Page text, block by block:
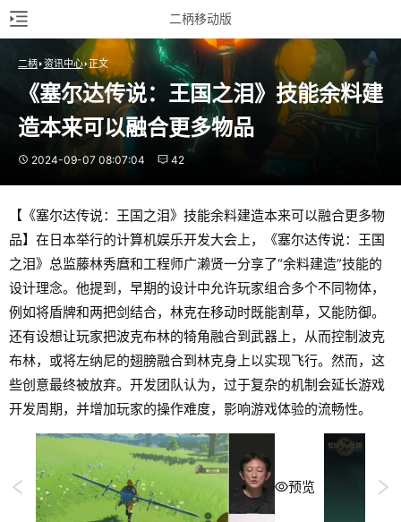
二柄移动版
二柄 资讯中心 正文
《塞尔达传说：王国之泪》技能余料建
造本来可以融合更多物品
2024-09-07 08:07:04 42
【《塞尔达传说：王国之泪》技能余料建造本来可以融合更多物
品】在日本举行的计算机娱乐开发大会上，《塞尔达传说：王国
之泪》总监藤林秀麿和工程师广濑贤一分享了“余料建造”技能的
设计理念。他提到，早期的设计中允许玩家组合多个不同物体，
例如将盾牌和两把剑结合，林克在移动时既能割草，又能防御。
还有设想让玩家把波克布林的犄角融合到武器上，从而控制波克
布林，或将左纳尼的翅膀融合到林克身上以实现飞行。然而，这
些创意最终被放弃。开发团队认为，过于复杂的机制会延长游戏
开发周期，并增加玩家的操作难度，影响游戏体验的流畅性。
预览